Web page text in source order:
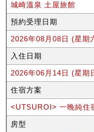
城崎溫泉 土屋旅館
預約受理日期
2026年08月08日 (星期
入住日期
2026年06月14日 (星期
住宿方案
<UTSUROI> 一晚純住
房型